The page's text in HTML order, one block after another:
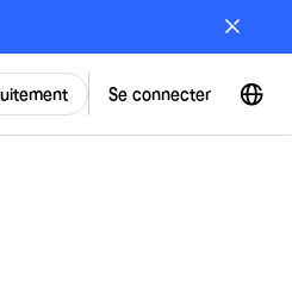
Se connecter